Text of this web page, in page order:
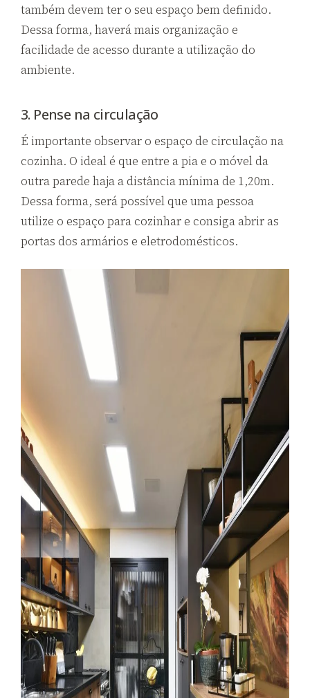
também devem ter o seu espaço bem definido.
Dessa forma, haverá mais organização e
facilidade de acesso durante a utilização do
ambiente.
3. Pense na circulação
É importante observar o espaço de circulação na
cozinha. O ideal é que entre a pia e o móvel da
outra parede haja a distância mínima de 1,20m.
Dessa forma, será possível que uma pessoa
utilize o espaço para cozinhar e consiga abrir as
portas dos armários e eletrodomésticos.